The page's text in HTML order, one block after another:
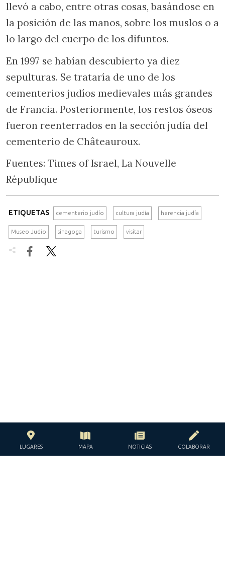
llevó a cabo, entre otras cosas, basándose en
la posición de las manos, sobre los muslos o a
lo largo del cuerpo de los difuntos.
En 1997 se habían descubierto ya diez
sepulturas. Se trataría de uno de los
cementerios judíos medievales más grandes
de Francia. Posteriormente, los restos óseos
fueron reenterrados en la sección judía del
cementerio de Châteauroux.
Fuentes: Times of Israel, La Nouvelle
République
ETIQUETAS cementerio judío cultura judía herencia judía
Museo Judío sinagoga turismo visitar
 
LUGARES MAPA NOTICIAS COLABORAR